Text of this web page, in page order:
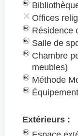
Offices
Résidence
Salle de
Chambre
meubles)
Méthode
Extérieurs :